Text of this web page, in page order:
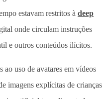
estavam restritos à deep
onde circulam instruções
e outros conteúdos ilícitos.
ao uso de avatares em vídeos
imagens explícitas de crianças